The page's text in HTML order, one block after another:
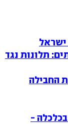
ישראל
תלונות נגד
החבילה
בכלכלה -